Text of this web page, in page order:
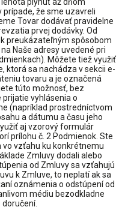
prípade, že sme uzavreli
Tovar dodávať pravidelne
prvej dodávky. Od
preukázateľným spôsobom
Naše adresy uvedené pri
Môžete tiež využiť
ktorá sa nachádza v sekcii e-
tovaru a je označená
túto možnosť, bez
vyhlásenia o
(napríklad prostredníctvom
a dátumu a času jeho
aj vzorový formulár
prílohu č. 2 Podmienok. Ste
vzťahu ku konkrétnemu
Zmluvy dodali alebo
od Zmluvy sa vzťahujú
k Zmluve, to neplatí ak sa
oznámenia o odstúpení od
médiu bezodkladne